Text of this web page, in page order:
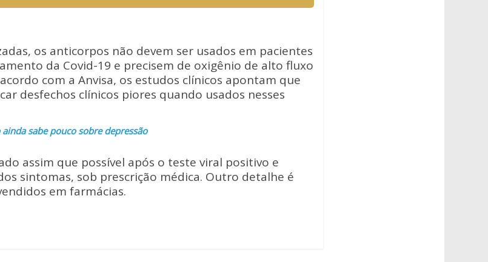
os anticorpos não devem ser usados em pacientes
da Covid-19 e precisem de oxigênio de alto fluxo
com a Anvisa, os estudos clínicos apontam que
desfechos clínicos piores quando usados nesses
sabe pouco sobre depressão
assim que possível após o teste viral positivo e
sintomas, sob prescrição médica. Outro detalhe é
em farmácias.